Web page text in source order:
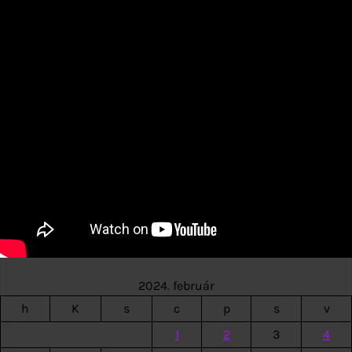
2024. február
h
K s c p s
v
1
2 3 4